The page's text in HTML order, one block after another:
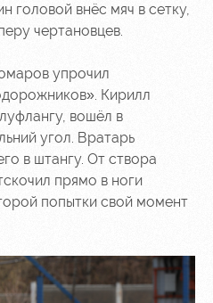
головой внёс мяч в сетку,
чертановцев.
упрочил
Кирилл
вошёл в
угол. Вратарь
в штангу. От створа
прямо в ноги
попытки свой момент